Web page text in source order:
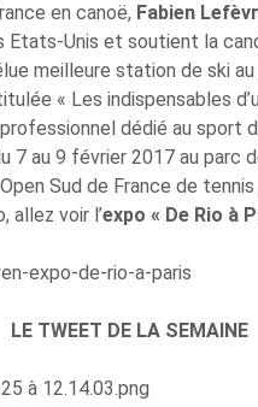
en canoë, Fabien
Etats-Unis et soutient la
meilleure station de ski
« Les indispensables
professionnel dédié au sport
7 au 9 février 2017 au parc
Sud de France de
allez voir l’expo « De Rio à
LE TWEET DE LA SEMAINE